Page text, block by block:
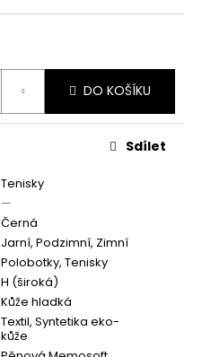
DO KOŠÍKU
Tenisky
—
Černá
Jarní, Podzimní, Zimní
Polobotky, Tenisky
H (široká)
Kůže hladká
Textil, Syntetika eko-
kůže
Sdílet